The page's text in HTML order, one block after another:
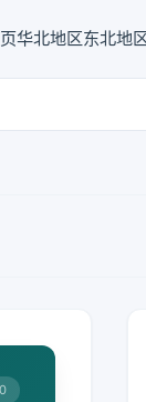
华北地区东北地